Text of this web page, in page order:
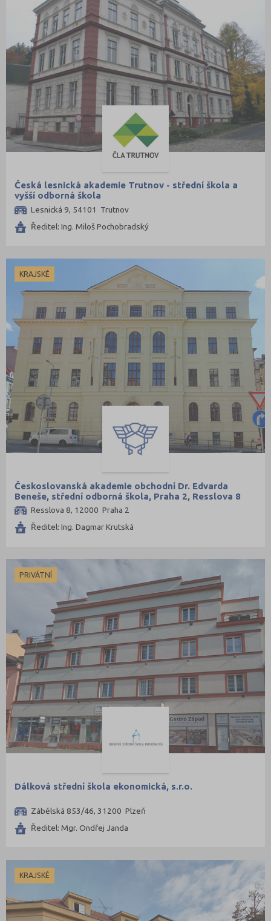
Česká lesnická akademie Trutnov - střední škola a
vyšší odborná škola
Lesnická 9, 54101 Trutnov
Ředitel: Ing. Miloš Pochobradský
KRAJSKÉ
Českoslovanská akademie obchodní Dr. Edvarda
Beneše, střední odborná škola, Praha 2, Resslova 8
Resslova 8, 12000 Praha 2
Ředitel: Ing. Dagmar Krutská
PRIVÁTNÍ
Dálková střední škola ekonomická, s.r.o.
Zábělská 853/46, 31200 Plzeň
Ředitel: Mgr. Ondřej Janda
KRAJSKÉ